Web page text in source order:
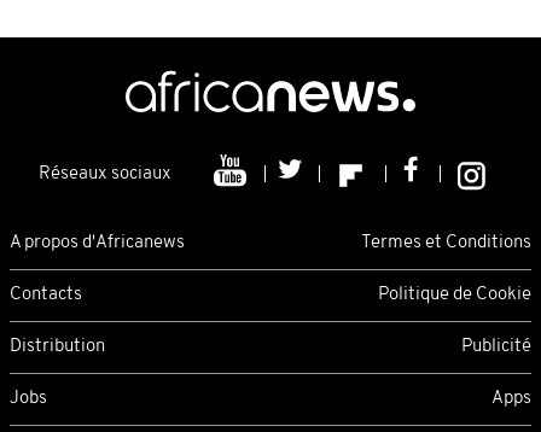
Réseaux sociaux
A propos d'Africanews Termes et Conditions
Contacts Politique de Cookie
Distribution Publicité
Jobs Apps